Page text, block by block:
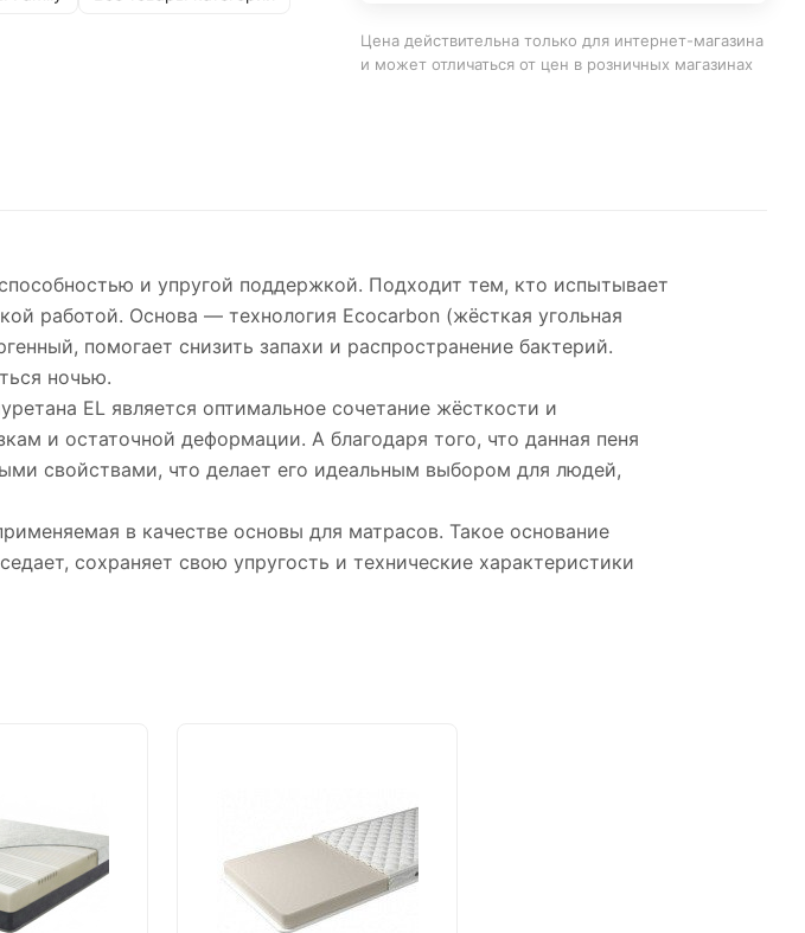
Цена действительна только для интернет-магазина
и может отличаться от цен в розничных магазинах
и упругой поддержкой. Подходит тем, кто испытывает
работой. Основа — технология Ecocarbon (жёсткая угольная
помогает снизить запахи и распространение бактерий.
ночью.
EL является оптимальное сочетание жёсткости и
и остаточной деформации. А благодаря того, что данная пеня
свойствами, что делает его идеальным выбором для людей,
в качестве основы для матрасов. Такое основание
сохраняет свою упругость и технические характеристики